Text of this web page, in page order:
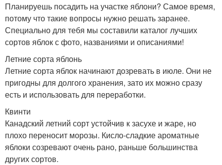
Планируешь посадить на участке яблони? Самое время,
потому что такие вопросы нужно решать заранее.
Специально для тебя мы составили каталог лучших
сортов яблок с фото, названиями и описаниями!
Летние сорта яблонь
Летние сорта яблок начинают дозревать в июле. Они не
пригодны для долгого хранения, зато их можно сразу
есть и использовать для переработки.
Квинти
Канадский летний сорт устойчив к засухе и жаре, но
плохо переносит морозы. Кисло-сладкие ароматные
яблоки созревают очень рано, раньше большинства
других сортов.